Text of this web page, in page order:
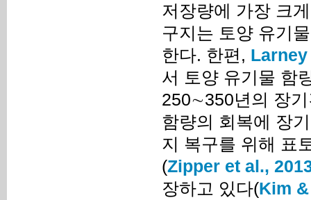
저장량에 가장 크
구지는 토양 유기
한다. 한편,
서 토양 유기물 함
250∼350년의 장
함량의 회복에 장
지 복구를 위해 표
(Zipper et al.,
장하고 있다(Kim